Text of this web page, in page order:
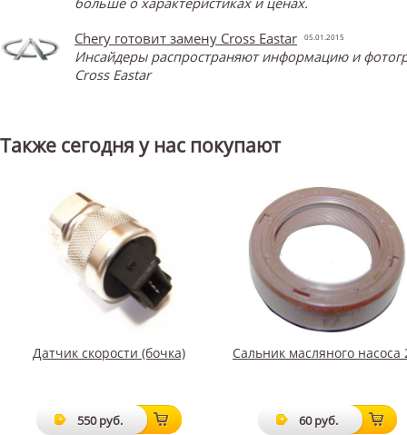
Chery готовит замену Cross Eastar
05.01.2015
Инсайдеры распространяют информацию и
Cross Eastar
Также сегодня у нас покупают
Датчик скорости (бочка)
550 руб.
Сальник масляного насоса
60 руб.